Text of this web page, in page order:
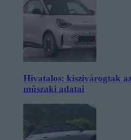
Hivatalos: kiszivárogtak
műszaki adatai